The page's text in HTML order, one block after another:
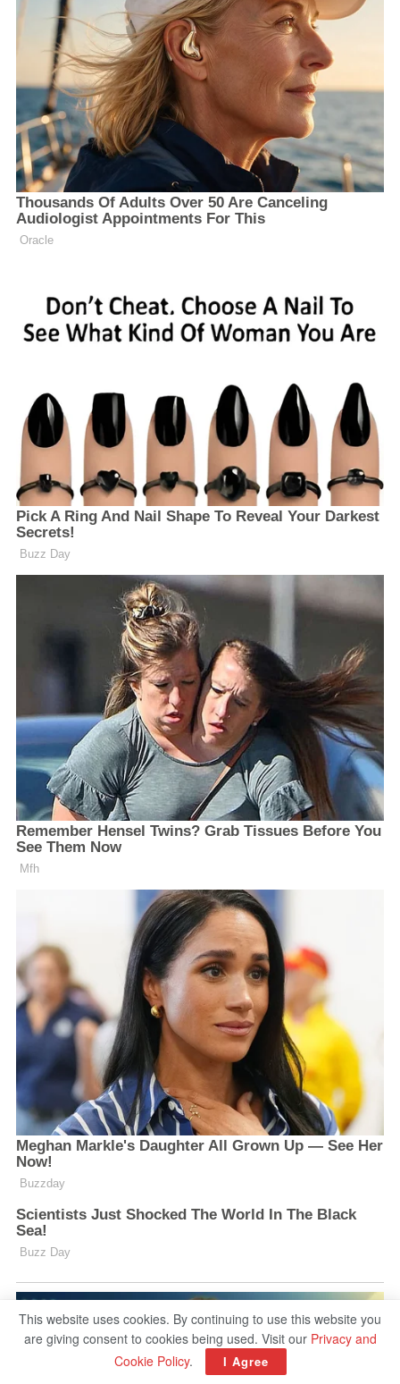
This website uses cookies. By continuing to use this website you
are giving consent to cookies being used. Visit our Privacy and
Cookie Policy. I Agree